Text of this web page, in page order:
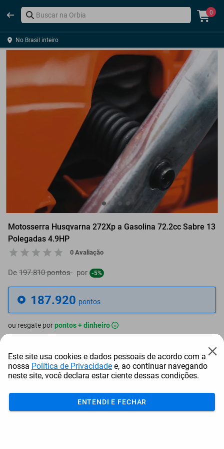
0
No Brasil inteiro
Motosserra Husqvarna 272Xp a Gasolina 72.2cc Sabre 13
Polegadas 4.9HP
0 Avaliação
De 197.810 pontos por -5%
187.920 pontos
ou resgate porpontos + dinheiro
159.732 pontos + R$ 1.296,65
Este site usa cookies e dados pessoais de acordo com a
nossa Política de Privacidade e, ao continuar navegando
neste site, você declara estar ciente dessas condições.
ENTENDI E FECHAR